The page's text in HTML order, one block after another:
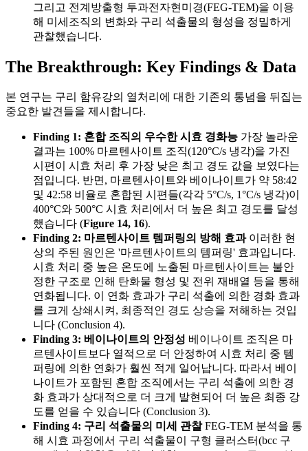
그리고 전계방출형 투과전자현미경(FEG-TEM)을 이용
해 미세조직의 변화와 구리 석출물의 형성을 정밀하게
관찰했습니다.
The Breakthrough: Key Findings & Data
본 연구는 구리 함유강의 열처리에 대한 기존의 통념을 뒤집는
중요한 발견들을 제시합니다.
Finding 1: 혼합 조직의 우수한 시효 경화능 가장 놀라운
결과는 100% 마르텐사이트 조직(120°C/s 냉각)을 가진
시편이 시효 처리 후 가장 낮은 최고 경도 값을 보였다는
점입니다. 반면, 마르텐사이트와 베이나이트가 약 58:42
및 42:58 비율로 혼합된 시편들(각각 5°C/s, 1°C/s 냉각)이
400°C와 500°C 시효 처리에서 더 높은 최고 경도를 달성
했습니다 (Figure 14, 16).
Finding 2: 마르텐사이트 템퍼링의 방해 효과이러한 현
상의 주된 원인은 '마르텐사이트의 템퍼링' 효과입니다.
시효 처리 중 높은 온도에 노출된 마르텐사이트는 불안
정한 구조로 인해 탄화물 형성 및 전위 재배열 등을 통해
연화됩니다. 이 연화 효과가 구리 석출에 의한 경화 효과
를 크게 상쇄시켜, 최종적인 경도 상승을 저해하는 것입
니다 (Conclusion 4).
Finding 3: 베이나이트의 안정성 베이나이트 조직은 마
르텐사이트보다 열적으로 더 안정하여 시효 처리 중 템
퍼링에 의한 연화가 훨씬 적게 일어납니다. 따라서 베이
나이트가 포함된 혼합 조직에서는 구리 석출에 의한 경
화 효과가 상대적으로 더 크게 발현되어 더 높은 최종 강
도를 얻을 수 있습니다 (Conclusion 3).
Finding 4: 구리 석출물의 미세 관찰FEG-TEM 분석을 통
해 시효 과정에서 구리 석출물이 구형 클러스터(bcc 구